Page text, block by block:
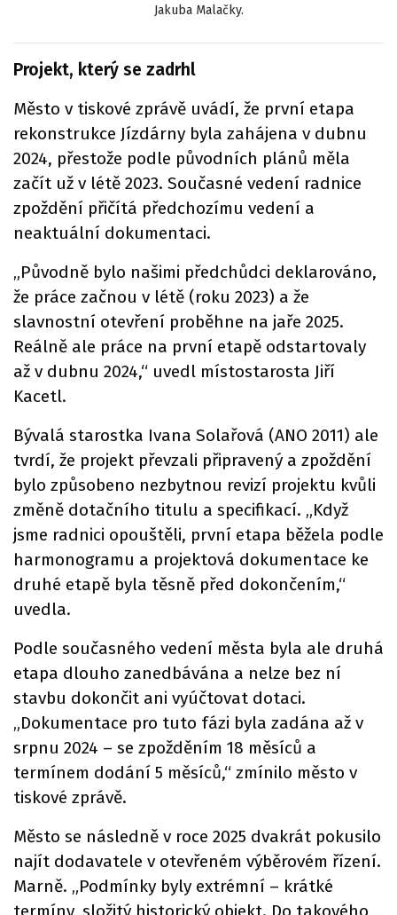
Jakuba Malačky.
Projekt, který se zadrhl
Město v tiskové zprávě uvádí, že první etapa
rekonstrukce Jízdárny byla zahájena v dubnu
2024, přestože podle původních plánů měla
začít už v létě 2023. Současné vedení radnice
zpoždění přičítá předchozímu vedení a
neaktuální dokumentaci.
„Původně bylo našimi předchůdci deklarováno,
že práce začnou v létě (roku 2023) a že
slavnostní otevření proběhne na jaře 2025.
Reálně ale práce na první etapě odstartovaly
až v dubnu 2024,“ uvedl místostarosta Jiří
Kacetl.
Bývalá starostka Ivana Solařová (ANO 2011) ale
tvrdí, že projekt převzali připravený a zpoždění
bylo způsobeno nezbytnou revizí projektu kvůli
změně dotačního titulu a specifikací. „Když
jsme radnici opouštěli, první etapa běžela podle
harmonogramu a projektová dokumentace ke
druhé etapě byla těsně před dokončením,“
uvedla.
Podle současného vedení města byla ale druhá
etapa dlouho zanedbávána a nelze bez ní
stavbu dokončit ani vyúčtovat dotaci.
„Dokumentace pro tuto fázi byla zadána až v
srpnu 2024 – se zpožděním 18 měsíců a
termínem dodání 5 měsíců,“ zmínilo město v
tiskové zprávě.
Město se následně v roce 2025 dvakrát pokusilo
najít dodavatele v otevřeném výběrovém řízení.
Marně. „Podmínky byly extrémní – krátké
termíny, složitý historický objekt. Do takového